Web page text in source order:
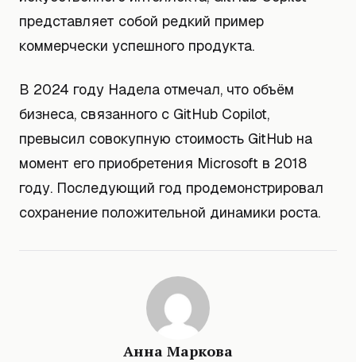
представляет собой редкий пример
коммерчески успешного продукта.
В 2024 году Надела отмечал, что объём
бизнеса, связанного с GitHub Copilot,
превысил совокупную стоимость GitHub на
момент его приобретения Microsoft в 2018
году. Последующий год продемонстрировал
сохранение положительной динамики роста.
Анна Маркова